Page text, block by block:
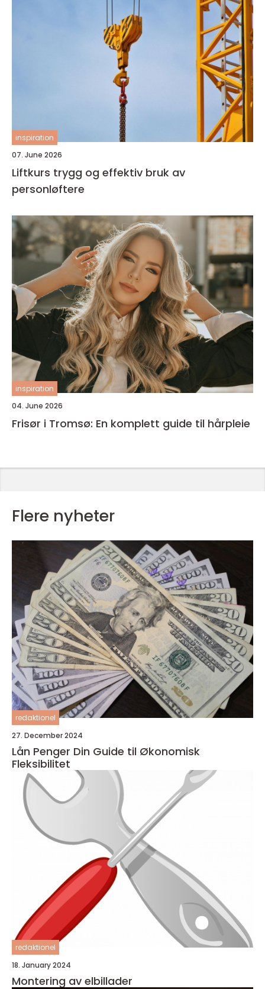
inspiration
07. June 2026
Liftkurs trygg og effektiv bruk av
personløftere
inspiration
04. June 2026
Frisør i Tromsø: En komplett guide til hårpleie
Flere nyheter
redaktionel
27. December 2024
Lån Penger Din Guide til Økonomisk
Fleksibilitet
redaktionel
18. January 2024
Montering av elbillader